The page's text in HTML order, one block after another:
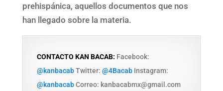
prehispánica, aquellos documentos que nos
han llegado sobre la materia.
CONTACTO KAN BACAB: Facebook:
@kanbacabTwitter: @4BacabInstagram:
@kanbacabCorreo: kanbacabmx@gmail.com